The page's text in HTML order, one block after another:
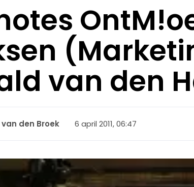
van den
den Broek 6 april 2011, 06:47